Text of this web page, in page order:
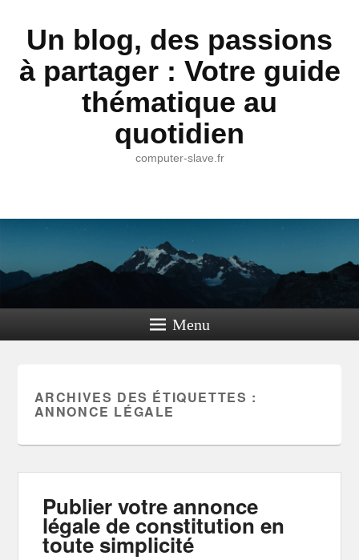
Un blog, des passions
à partager : Votre guide
thématique au
quotidien
computer-slave.fr
Menu
ARCHIVES DES ÉTIQUETTES :
ANNONCE LÉGALE
Publier votre annonce
légale de constitution en
toute simplicité